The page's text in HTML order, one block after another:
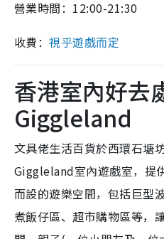
營業時間：12:00-21:30
收費：視乎遊戲而定
香港室內好去
Giggleland
文具佬生活百貨於西環石塘
Giggleland室內遊戲室，提
而設的遊樂空間，包括巨型
煮飯仔區、超市購物區等，